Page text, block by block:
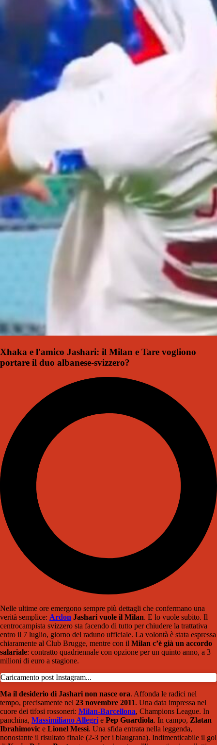
Xhaka e l'amico Jashari: il Milan e Tare vogliono
portare il duo albanese-svizzero?
Nelle ultime ore emergono sempre più dettagli che confermano una
verità semplice: Ardon Jashari vuole il Milan. E lo vuole subito. Il
centrocampista svizzero sta facendo di tutto per chiudere la trattativa
entro il 7 luglio, giorno del raduno ufficiale. La volontà è stata espressa
chiaramente al Club Brugge, mentre con il Milan c’è già un accordo
salariale: contratto quadriennale con opzione per un quinto anno, a 3
milioni di euro a stagione.
Caricamento post Instagram...
Ma il desiderio di Jashari non nasce ora. Affonda le radici nel
tempo, precisamente nel 23 novembre 2011. Una data impressa nel
cuore dei tifosi rossoneri: Milan-Barcellona, Champions League. In
panchina, Massimiliano Allegrie Pep Guardiola. In campo, Zlatan
Ibrahimovic e Lionel Messi. Una sfida entrata nella leggenda,
nonostante il risultato finale (2-3 per i blaugrana). Indimenticabile il gol